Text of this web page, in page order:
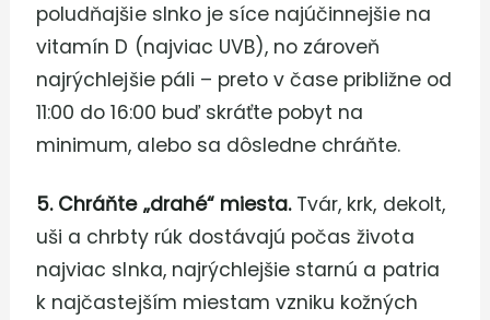
poludňajšie slnko je síce najúčinnejšie na
vitamín D (najviac UVB), no zároveň
najrýchlejšie páli – preto v čase približne od
11:00 do 16:00 buď skráťte pobyt na
minimum, alebo sa dôsledne chráňte.
5. Chráňte „drahé“ miesta.Tvár, krk, dekolt,
uši a chrbty rúk dostávajú počas života
najviac slnka, najrýchlejšie starnú a patria
k najčastejším miestam vzniku kožných